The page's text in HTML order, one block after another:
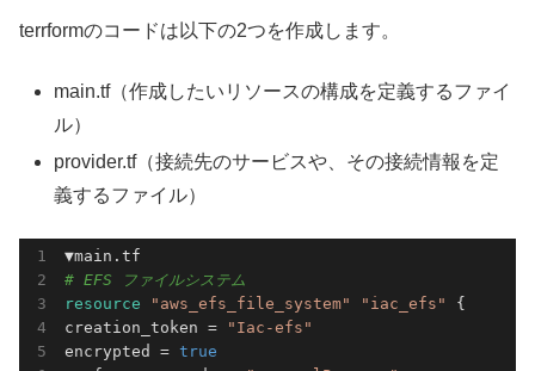
terrformのコードは以下の2つを作成します。
main.tf（作成したいリソースの構成を定義するファイ
ル）
provider.tf（接続先のサービスや、その接続情報を定
義するファイル）
# EFS ファイルシステム
resource
"aws_efs_file_system" "iac_efs"
{
creation_token =
"Iac-efs"
encrypted = true